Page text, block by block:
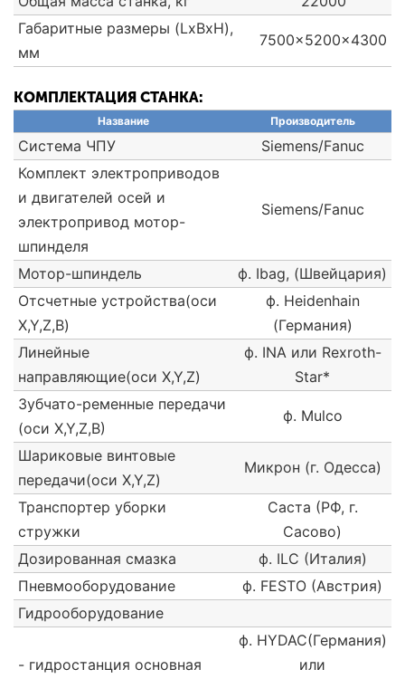
Габаритные размеры (LxBxH),
мм
7500x5200x4300
КОМПЛЕКТАЦИЯ СТАНКА:
Название Производитель
Система ЧПУ
Siemens/Fanuc
Комплект электроприводов
и двигателей осей и
электропривод мотор-
шпинделя
Siemens/Fanuc
Мотор-шпиндель
ф. Ibag, (Швейцария)
Отсчетные устройства(оси
X,Y,Z,B)
ф. Heidenhain
(Германия)
Линейные
направляющие(оси X,Y,Z)
ф. INA или Rexroth-
Star*
Зубчато-ременные передачи
(оси X,Y,Z,В)
ф. Mulco
Шариковые винтовые
передачи(оси X,Y,Z)
Микрон (г. Одесса)
Транспортер уборки
стружки
Саста (РФ, г.
Сасово)
Дозированная смазка
ф. ILC (Италия)
Пневмооборудование
ф. FESTO (Австрия)
Гидрооборудование
- гидростанция основная
ф. HYDAC(Германия)
или